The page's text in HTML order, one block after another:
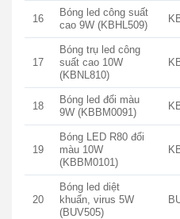
16
Bóng led công suất
cao 9W (KBHL509)
17
Bóng trụ led công
suất cao 10W
(KBNL810)
18
Bóng led đổi màu
9W (KBBM0091)
19
Bóng LED R80 đổi
màu 10W
(KBBM0101)
20
Bóng led diệt
khuẩn, virus 5W
(BUV505)